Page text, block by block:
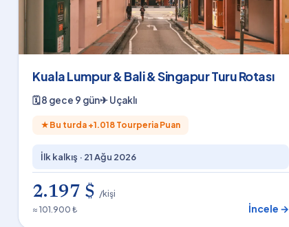
Kuala Lumpur & Bali & Singapur Turu Rotası
🗓8 gece 9 gün✈Uçaklı
★ Bu turda +1.018 Tourperia Puan
İlk kalkış · 21 Ağu 2026
2.197 $ /kişi
≈ 101.900 ₺
İncele →